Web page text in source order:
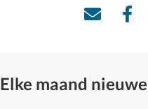
Elke maand